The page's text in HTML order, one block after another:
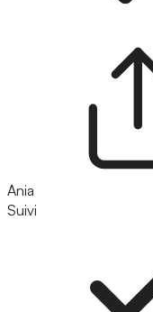
Ania
Suivi